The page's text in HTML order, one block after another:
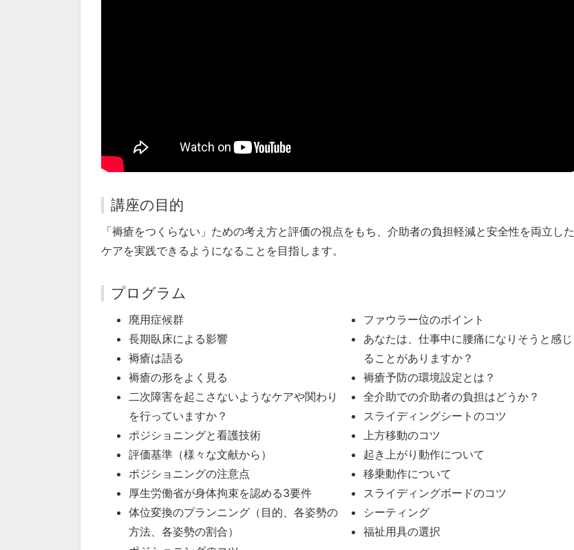
講座の目的
「褥瘡をつくらない」ための考え方と評価の視点をもち、介助者の負担軽減と安全性を両立した
ケアを実践できるようになることを目指します。
プログラム
廃用症候群
長期臥床による影響
褥瘡は語る
褥瘡の形をよく見る
二次障害を起こさないようなケアや関わり
を行っていますか？
ポジショニングと看護技術
評価基準（様々な文献から）
ポジショニングの注意点
厚生労働省が身体拘束を認める3要件
体位変換のプランニング（目的、各姿勢の
方法、各姿勢の割合）
ファウラー位のポイント
あなたは、仕事中に腰痛になりそうと感じ
ることがありますか？
褥瘡予防の環境設定とは？
全介助での介助者の負担はどうか？
スライディングシートのコツ
上方移動のコツ
起き上がり動作について
移乗動作について
スライディングボードのコツ
シーティング
福祉用具の選択